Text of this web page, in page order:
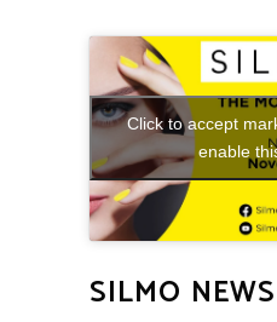
Click to accept
enable
SILMO NEWS